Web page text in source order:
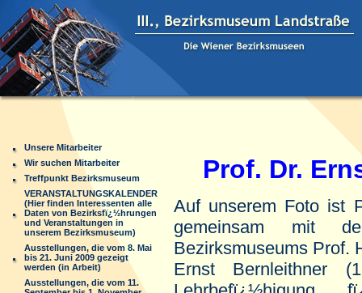
Unsere Mitarbeiter
Wir suchen Mitarbeiter
Treffpunkt Bezirksmuseum
VERANSTALTUNGSKALENDER
(Hier finden Interessenten alle
Daten von Bezirksfï¿½hrungen
und Veranstaltungen in
unserem Bezirksmuseum)
Ausstellungen, die vom 8. Mai
bis 21. Juni 2009 gezeigt
werden (in Arbeit)
Ausstellungen, die vom 11.
Prof. Dr.
Auf unserem Foto ist
gemeinsam mit
Bezirksmuseums Prof.
Ernst Bernleithner